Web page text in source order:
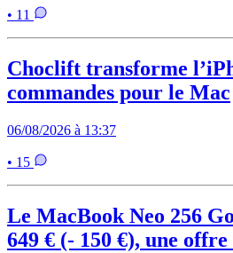
• 11
Choclift transforme
commandes pour le Mac
06/08/2026 à 13:37
• 15
Le MacBook Neo 256
649 € (- 150 €), une